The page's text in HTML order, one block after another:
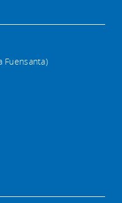
Fuensanta)